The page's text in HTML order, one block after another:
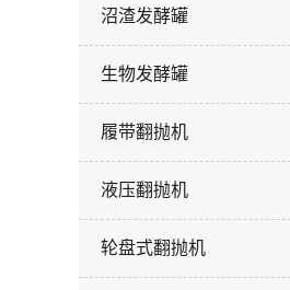
沼渣发酵罐
生物发酵罐
履带翻抛机
液压翻抛机
轮盘式翻抛机